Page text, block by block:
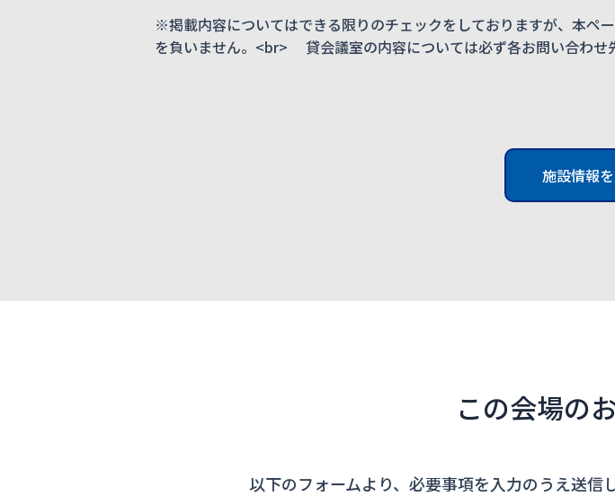
※掲載内容についてはできる限りのチェックをしておりますが、本ペ
を負いません。<br> 貸会議室の内容については必ず各お問い合わせ
施設情報
この会場の
以下のフォームより、必要事項を入力のうえ送信